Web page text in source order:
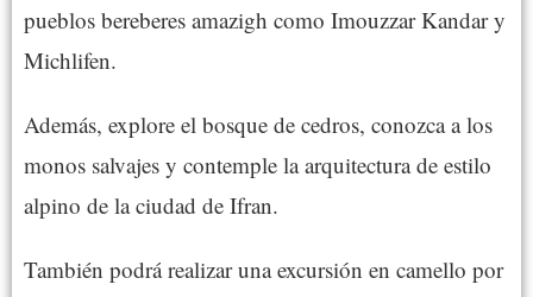
pueblos bereberes amazigh como Imouzzar Kandar y
Michlifen.
Además, explore el bosque de cedros, conozca a los
monos salvajes y contemple la arquitectura de estilo
alpino de la ciudad de Ifran.
También podrá realizar una excursión en camello por